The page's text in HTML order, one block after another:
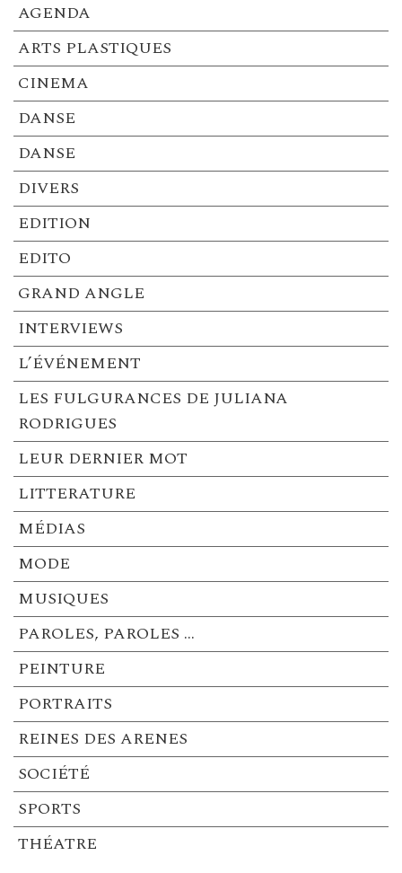
AGENDA
ARTS PLASTIQUES
CINEMA
DANSE
DANSE
DIVERS
EDITION
EDITO
GRAND ANGLE
INTERVIEWS
L’ÉVÉNEMENT
LES FULGURANCES DE JULIANA
RODRIGUES
LEUR DERNIER MOT
LITTERATURE
MÉDIAS
MODE
MUSIQUES
PAROLES, PAROLES …
PEINTURE
PORTRAITS
REINES DES ARENES
SOCIÉTÉ
SPORTS
THÉATRE